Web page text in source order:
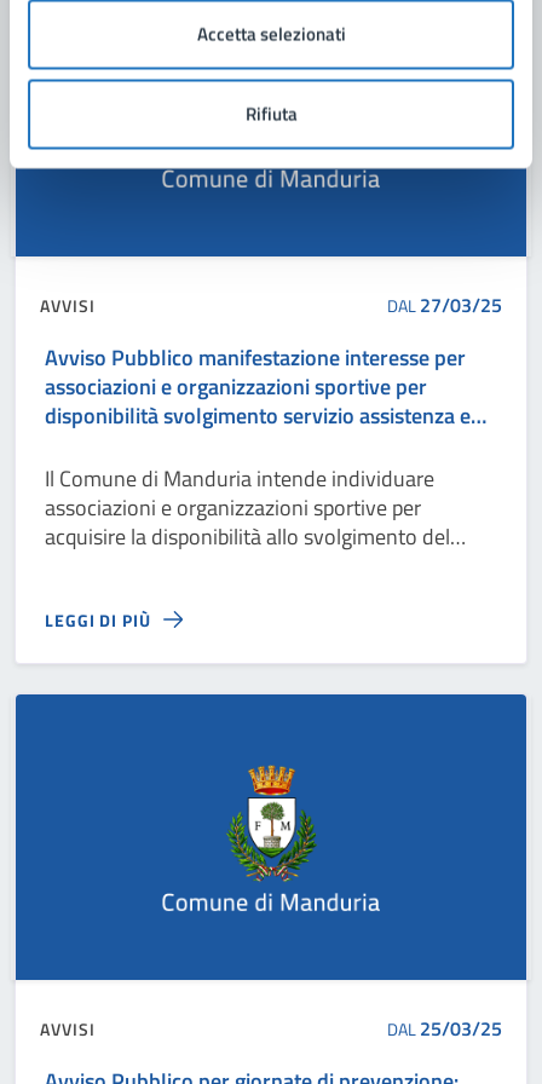
Accetta selezionati
Rifiuta
AVVISI DAL27/03/25
Avviso Pubblico manifestazione interesse per
associazioni e organizzazioni sportive per
disponibilità svolgimento servizio assistenza e
mare ai disabili
Il Comune di Manduria intende individuare
associazioni e organizzazioni sportive per
acquisire la disponibilità allo svolgimento del
ai disabili
LEGGI DI PIÙ
AVVISI DAL25/03/25